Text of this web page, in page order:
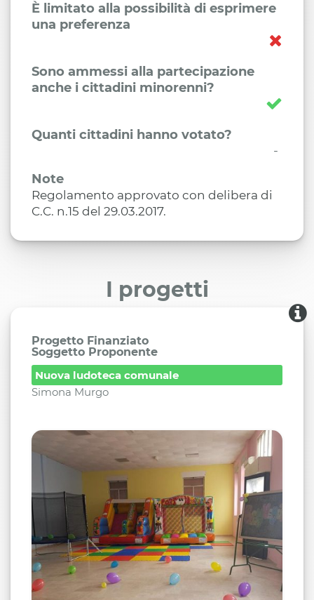
È limitato alla possibilità di esprimere
una preferenza
Sono ammessi alla partecipazione
anche i cittadini minorenni?
Quanti cittadini hanno votato?
-
Note
Regolamento approvato con delibera di
C.C. n.15 del 29.03.2017.
I progetti
Progetto Finanziato
Soggetto Proponente
Nuova ludoteca comunale
Simona Murgo